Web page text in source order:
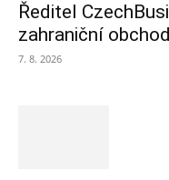
Ředitel
zahraniční obchod
7. 8. 2026